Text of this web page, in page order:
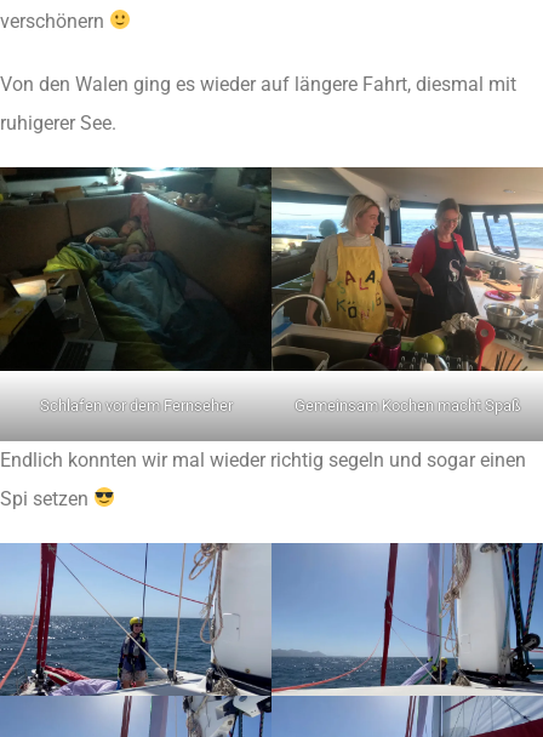
verschönern
Von den Walen ging es wieder auf längere Fahrt, diesmal mit
ruhigerer See.
Schlafen vor dem Fernseher Gemeinsam Kochen macht Spaß
Endlich konnten wir mal wieder richtig segeln und sogar einen
Spi setzen